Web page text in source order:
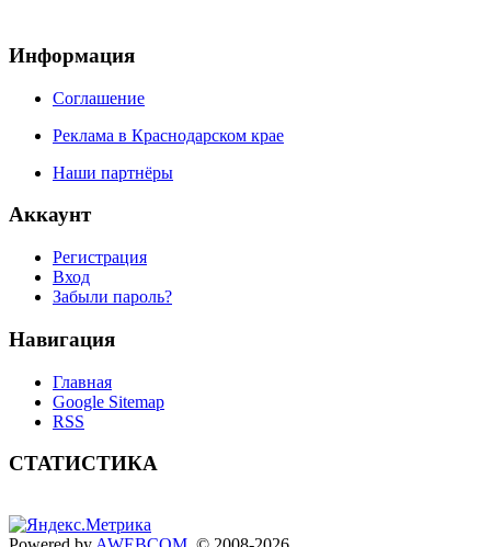
Информация
Соглашение
Реклама в Краснодарском крае
Наши партнёры
Аккаунт
Регистрация
Вход
Забыли пароль?
Навигация
Главная
Google Sitemap
RSS
СТАТИСТИКА